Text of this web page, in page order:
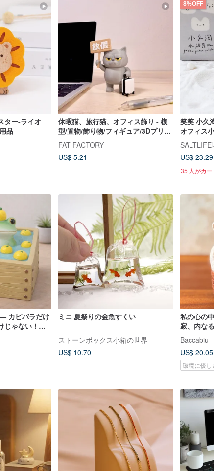
ター-ライオ
品
休暇猫、旅行猫、オフィス飾り - 模
型/置物/飾り物/フィギュア/3Dプリン
FAT FACTORY
US$ 5.21
8%OFF
笑笑 小久
オフィス
SALTLIFE
US$ 23.29
35 人がカ
カピバラだけ
じゃない！オ
アイテム
ミニ 夏祭りの金魚すくい
ストーンボックス小箱の世界
US$ 10.70
私の心の
寂、内な
ナメント/
Baccabiu
US$ 20.05
環境に優し